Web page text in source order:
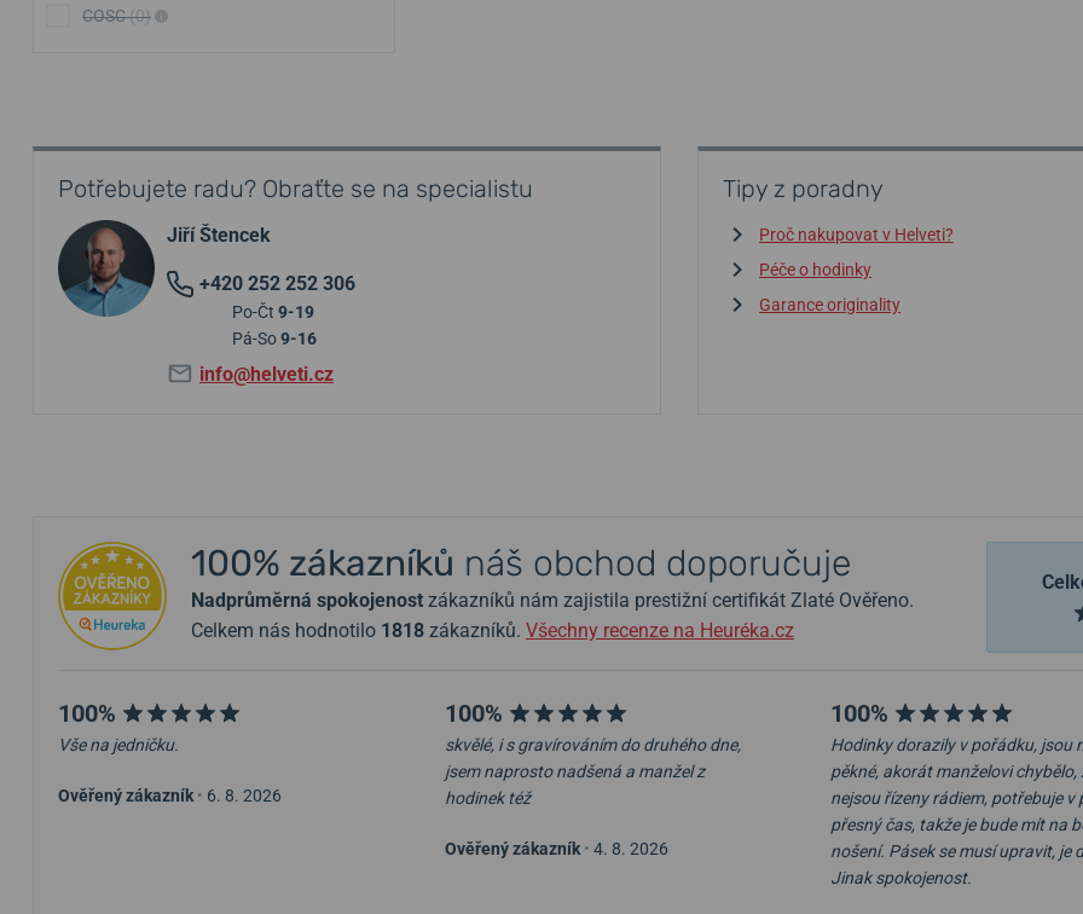
COSC(0)
Potřebujete radu? Obraťte se na specialistu
Jiří Štencek
+420 252 252 306
Po-Čt 9-19
Pá-So9-16
info@helveti.cz
Tipy z poradny
Proč nakupovat v Helveti?
Péče o hodinky
Garance originality
100% zákazníků náš obchod doporučuje
Nadprůměrná spokojenost zákazníků nám zajistila prestižní certifikát Zlaté Ověřeno.
Celkem nás hodnotilo 1818 zákazníků. Všechny recenze na Heuréka.cz
100%
Vše na jedničku.
Ověřený zákazník • 6. 8. 2026
100%
skvělé, i s gravírováním do druhého dne,
jsem naprosto nadšená a manžel z
hodinek též
Ověřený zákazník • 4. 8. 2026
100%
Hodinky dorazily v pořádku, jsou
pěkné, akorát manželovi chybělo,
nejsou řízeny rádiem, potřebuje v
přesný čas, takže je bude mít na
nošení. Pásek se musí upravit, je
Jinak spokojenost.